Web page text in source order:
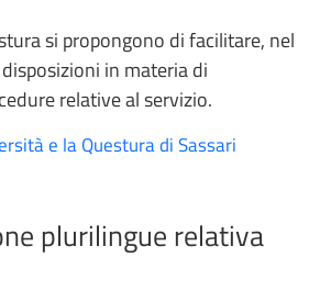
si propongono di facilitare, nel
in materia di
relative al servizio.
e la Questura di Sassari
plurilingue relativa